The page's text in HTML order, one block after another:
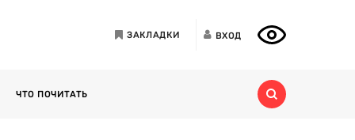
ЗАКЛАДКИ ВХОД
ЧТО ПОЧИТАТЬ